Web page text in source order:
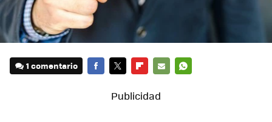
1 comentario
MAIL